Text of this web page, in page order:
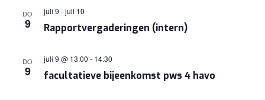
DO
9 Rapportvergaderingen (intern)
juli 9 -juli 10
DO
9 facultatieve bijeenkomst pws 4 havo
juli 9 @ 13:00 - 14:30